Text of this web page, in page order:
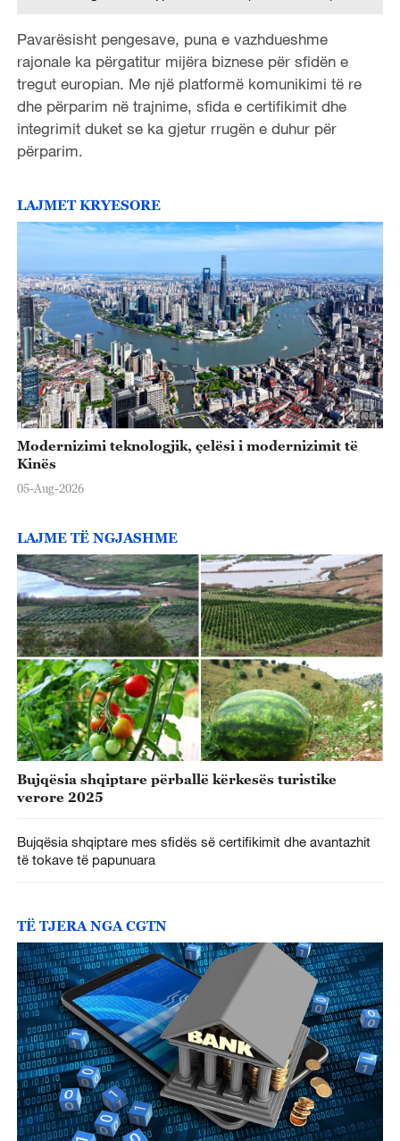
Pavarësisht pengesave, puna e vazhdueshme
rajonale ka përgatitur mijëra biznese për sfidën e
tregut europian. Me një platformë komunikimi të re
dhe përparim në trajnime, sfida e certifikimit dhe
integrimit duket se ka gjetur rrugën e duhur për
përparim.
LAJMET KRYESORE
Modernizimi teknologjik, çelësi i modernizimit të
Kinës
05-Aug-2026
LAJME TË NGJASHME
Bujqësia shqiptare përballë kërkesës turistike
verore 2025
Bujqësia shqiptare mes sfidës së certifikimit dhe avantazhit
të tokave të papunuara
TË TJERA NGA CGTN